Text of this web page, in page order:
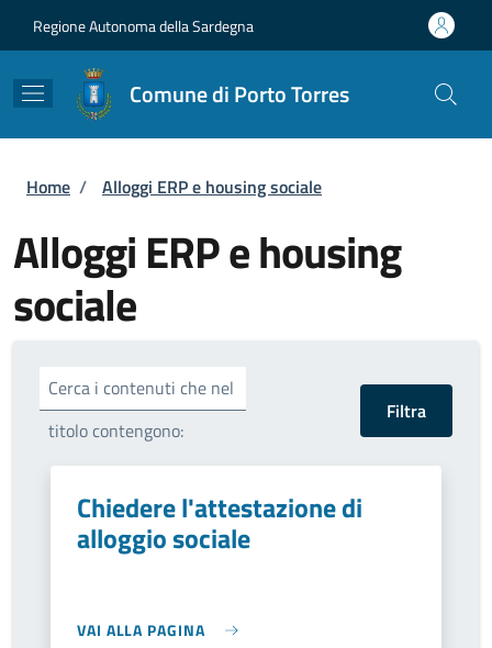
Regione Autonoma della Sardegna
Comune di Porto Torres
Briciole di pane
Home / Alloggi ERP e housing sociale
Alloggi ERP e housing
sociale
Cerca i contenuti che nel
titolo contengono:
Chiedere l'attestazione di
alloggio sociale
VAI ALLA PAGINA